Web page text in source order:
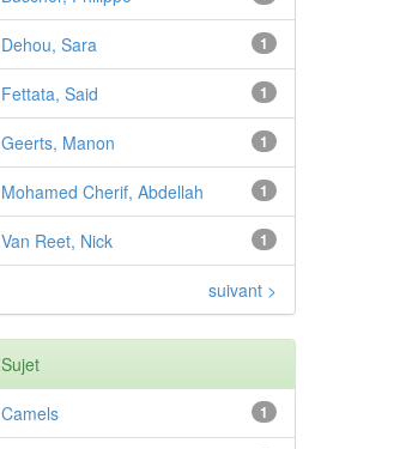
1
Dehou, Sara
1
Fettata, Said
1
Geerts, Manon
1
Mohamed Cherif, Abdellah
1
Van Reet, Nick
suivant >
Sujet
1
Camels